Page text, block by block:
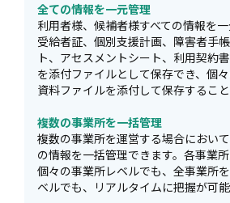
全ての情報を一元管理
利用者様、候補者様すべての情報を一
受給者証、個別支援計画、障害者手
ト、アセスメントシート、利用契約
を添付ファイルとして保存でき、個
資料ファイルを添付して保存すること
複数の事業所を一括管理
複数の事業所を運営する場合におい
の情報を一括管理できます。各事業所
個々の事業所レベルでも、全事業所
ベルでも、リアルタイムに把握が可能